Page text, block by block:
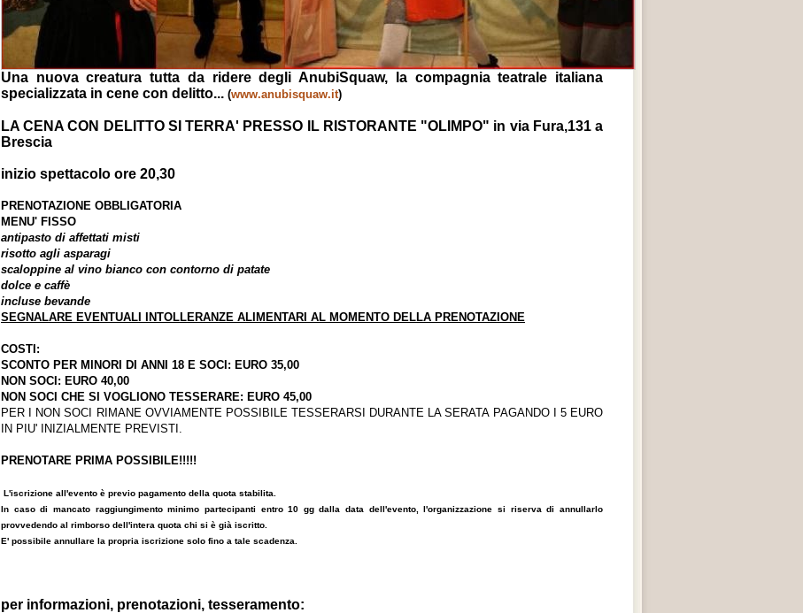
Una nuova creatura tutta da ridere degli AnubiSquaw, la compagnia teatrale italiana
specializzata in cene con delitto... (www.anubisquaw.it)
LA CENA CON DELITTO SI TERRA' PRESSO IL RISTORANTE "OLIMPO" in via Fura,131 a
Brescia
inizio spettacolo ore 20,30
PRENOTAZIONE OBBLIGATORIA
MENU' FISSO
antipasto di affettati misti
risotto agli asparagi
scaloppine al vino bianco con contorno di patate
dolce e caffè
incluse bevande
SEGNALARE EVENTUALI INTOLLERANZE ALIMENTARI AL MOMENTO DELLA PRENOTAZIONE
COSTI:
SCONTO PER MINORI DI ANNI 18 E SOCI: EURO 35,00
NON SOCI: EURO 40,00
NON SOCI CHE SI VOGLIONO TESSERARE: EURO 45,00
PER I NON SOCI RIMANE OVVIAMENTE POSSIBILE TESSERARSI DURANTE LA SERATA PAGANDO I 5 EURO
IN PIU' INIZIALMENTE PREVISTI.
PRENOTARE PRIMA POSSIBILE!!!!!
L'iscrizione all'evento è previo pagamento della quota stabilita.
In caso di mancato raggiungimento minimo partecipanti entro 10 gg dalla data dell'evento, l'organizzazione si riserva di annullarlo
provvedendo al rimborso dell'intera quota chi si è già iscritto.
E' possibile annullare la propria iscrizione solo fino a tale scadenza.
per informazioni, prenotazioni, tesseramento: